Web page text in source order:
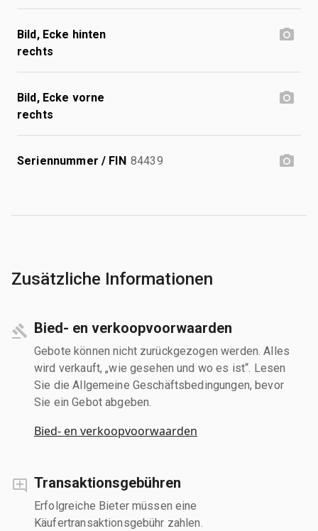
Bild, Ecke hinten
rechts
Bild, Ecke vorne
rechts
Seriennummer / FIN 84439
Zusätzliche Informationen
Bied- en verkoopvoorwaarden
Gebote können nicht zurückgezogen werden. Alles
wird verkauft, „wie gesehen und wo es ist“. Lesen
Sie die Allgemeine Geschäftsbedingungen, bevor
Sie ein Gebot abgeben.
Bied- en verkoopvoorwaarden
Transaktionsgebühren
Erfolgreiche Bieter müssen eine
Käufertransaktionsgebühr zahlen.